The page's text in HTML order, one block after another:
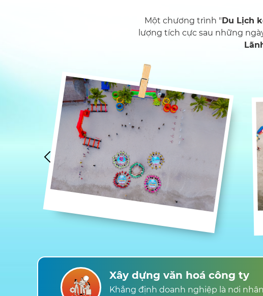
Một chương trình "Du Lịch
lượng tích cực sau những
Xây dựng văn hoá công ty
Khẳng định doanh nghiệp là nơi